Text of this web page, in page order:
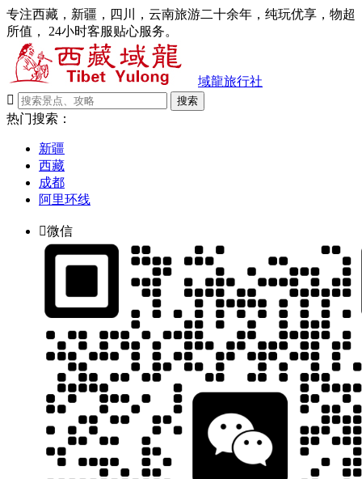
专注西藏，新疆，四川，云南旅游二十余年，纯玩优享，物超
所值， 24小时客服贴心服务。
域龍旅行社

搜索
热门搜索：
新疆
西藏
成都
阿里环线
微信